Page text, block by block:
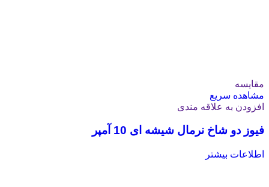
مقایسه
مشاهده سریع
افزودن به علاقه مندی
فیوز دو شاخ نرمال شیشه ای 10 آمپر
اطلاعات بیشتر